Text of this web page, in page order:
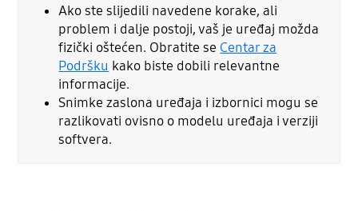
Ako ste slijedili navedene korake, ali
problem i dalje postoji, vaš je uređaj možda
fizički oštećen. Obratite se Centar za
Podršku kako biste dobili relevantne
informacije.
Snimke zaslona uređaja i izbornici mogu se
razlikovati ovisno o modelu uređaja i verziji
softvera.